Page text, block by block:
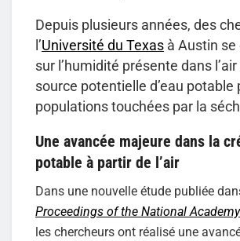
Depuis plusieurs années, des
l’Université du Texas à Austin
sur l’humidité présente dans
source potentielle d’eau potable
populations touchées par la
Une avancée majeure dans la
potable à partir de l’air
Dans une nouvelle étude publiée
Proceedings of the National
les chercheurs ont réalisé une